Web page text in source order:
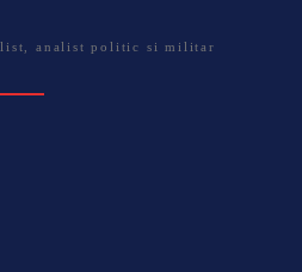
analist politic si militar